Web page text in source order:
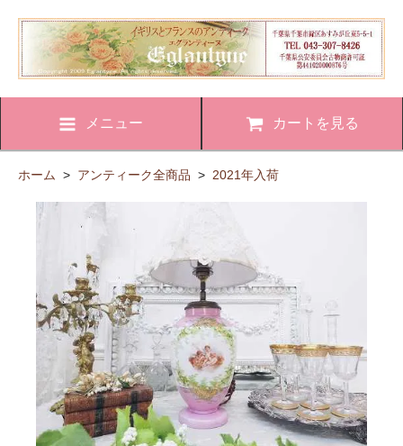
メニュー カートを見る
ホーム > アンティーク全商品 > 2021年入荷